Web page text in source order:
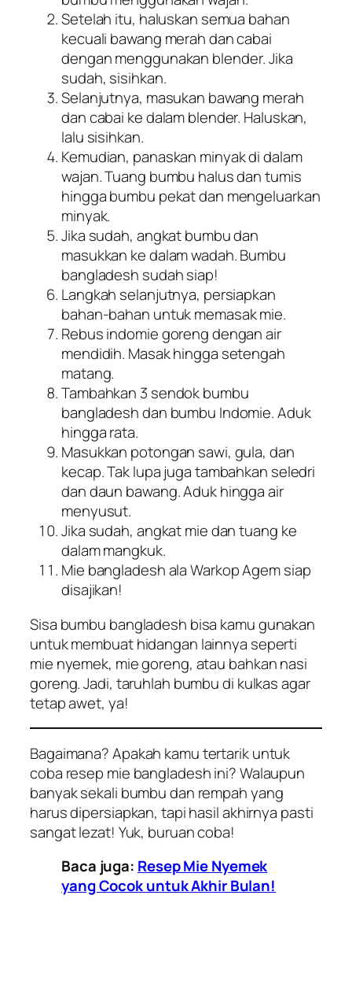
Setelah itu, haluskan semua bahan
kecuali bawang merah dan cabai
dengan menggunakan blender. Jika
sudah, sisihkan.
Selanjutnya, masukan bawang merah
dan cabai ke dalam blender. Haluskan,
lalu sisihkan.
Kemudian, panaskan minyak di dalam
wajan. Tuang bumbu halus dan tumis
hingga bumbu pekat dan mengeluarkan
minyak.
Jika sudah, angkat bumbu dan
masukkan ke dalam wadah. Bumbu
bangladesh sudah siap!
Langkah selanjutnya, persiapkan
bahan-bahan untuk memasak mie.
Rebus indomie goreng dengan air
mendidih. Masak hingga setengah
matang.
Tambahkan 3 sendok bumbu
bangladesh dan bumbu Indomie. Aduk
hingga rata.
Masukkan potongan sawi, gula, dan
kecap. Tak lupa juga tambahkan seledri
dan daun bawang. Aduk hingga air
menyusut.
Jika sudah, angkat mie dan tuang ke
dalam mangkuk.
Mie bangladesh ala Warkop Agem siap
disajikan!
Sisa bumbu bangladesh bisa kamu gunakan
untuk membuat hidangan lainnya seperti
mie nyemek, mie goreng, atau bahkan nasi
goreng. Jadi, taruhlah bumbu di kulkas agar
tetap awet, ya!
Bagaimana? Apakah kamu tertarik untuk
coba resep mie bangladesh ini? Walaupun
banyak sekali bumbu dan rempah yang
harus dipersiapkan, tapi hasil akhirnya pasti
sangat lezat! Yuk, buruan coba!
Baca juga: Resep Mie Nyemek
yang Cocok untuk Akhir Bulan!